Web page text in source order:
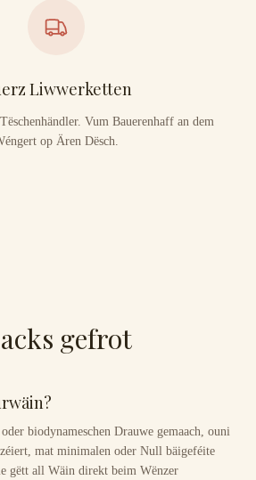
Liwwerketten
Vum Bauerenhaff an dem
op Ären Dësch.
gefrot
biodynameschen Drauwe gemaach, ouni
mat minimalen oder Null bäigeféite
gëtt all Wäin direkt beim Wënzer